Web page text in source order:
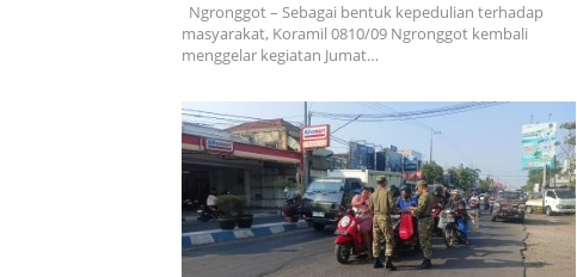
Ngronggot – Sebagai bentuk kepedulian terhadap
masyarakat, Koramil 0810/09 Ngronggot kembali
menggelar kegiatan Jumat…